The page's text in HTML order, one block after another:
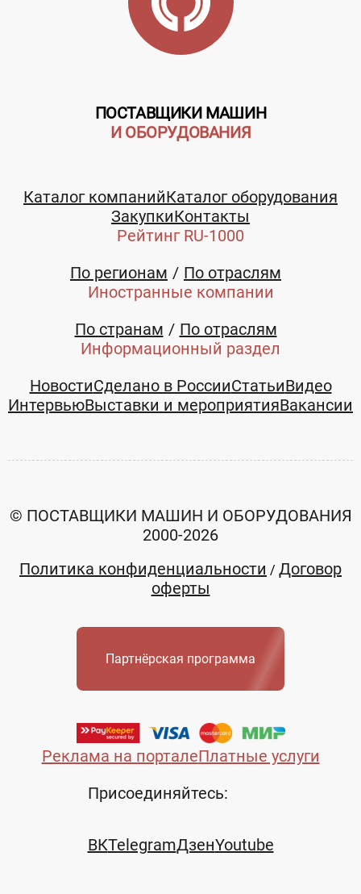
ПОСТАВЩИКИ МАШИН
И ОБОРУДОВАНИЯ
Каталог компанийКаталог оборудования
ЗакупкиКонтакты
Рейтинг RU-1000
По регионам
По отраслям
Иностранные компании
По странам
По отраслям
Информационный раздел
НовостиСделано в РоссииСтатьиВидео
ИнтервьюВыставки и мероприятияВакансии
Реклама на порталеПлатные услуги
© ПОСТАВЩИКИ МАШИН И ОБОРУДОВАНИЯ
2000-2026
Политика конфиденциальности / Договор
оферты
Партнёрская программа
Присоединяйтесь:
ВКTelegramДзенYoutube